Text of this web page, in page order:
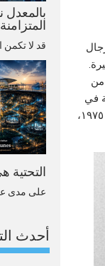
من
في
“، الذي صدر عام ١٩٧٥،
المتزامنة
قد لا تكمن
التحتية
على مدى
أحدث